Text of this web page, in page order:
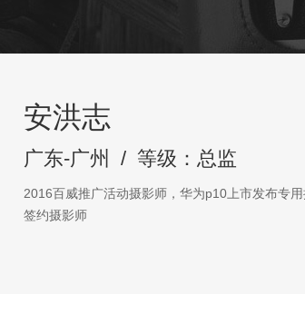
安洪志
广东-广州 / 等级：总监
2016百威推广活动摄影师，华为p10上市发布专
签约摄影师